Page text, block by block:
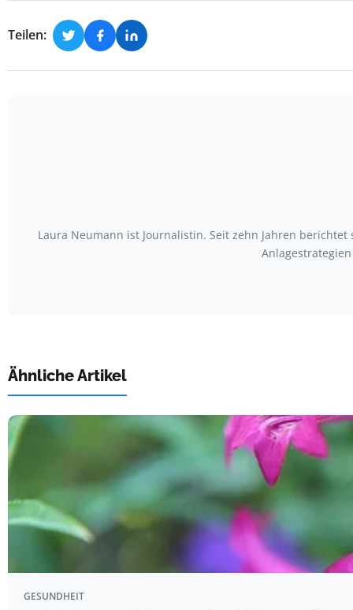
Teilen:
Laura Neumann ist Journalistin. Seit zehn Jahren
Ähnliche Artikel
GESUNDHEIT